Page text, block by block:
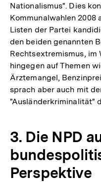
Nationalismus". Dies
Kommunalwahlen 2008
Listen der Partei
den beiden genannten
Rechtsextremismus, im
hingegen auf Themen
Ärztemangel,
sprach aber auch mit
"Ausländerkriminalität"
3. Die NPD
Perspektive